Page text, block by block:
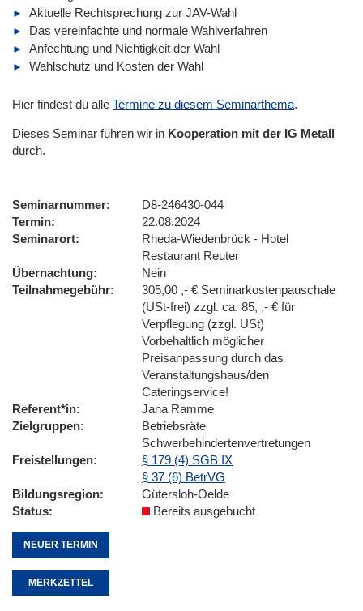
Aktuelle Rechtsprechung zur JAV-Wahl
Das vereinfachte und normale Wahlverfahren
Anfechtung und Nichtigkeit der Wahl
Wahlschutz und Kosten der Wahl
Hier findest du alle Termine zu diesem Seminarthema.
Dieses Seminar führen wir in Kooperation mit der IG Metall
durch.
Seminarnummer
D8-246430-044
Termin
22.08.2024
Seminarort
Rheda-Wiedenbrück - Hotel
Restaurant Reuter
Übernachtung
Nein
Teilnahmegebühr
305,00 ,- € Seminarkostenpauschale
(USt-frei) zzgl. ca. 85, ,- € für
Verpflegung (zzgl. USt)
Vorbehaltlich möglicher
Preisanpassung durch das
Veranstaltungshaus/den
Cateringservice!
Referent*in
Jana Ramme
Zielgruppen
Betriebsräte
Schwerbehindertenvertretungen
Freistellungen
§ 179 (4) SGB IX
§ 37 (6) BetrVG
Bildungsregion
Gütersloh-Oelde
Status
Bereits ausgebucht
NEUER TERMIN
MERKZETTEL